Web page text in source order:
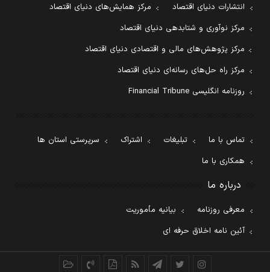
انتشارات دنیای اقتصاد
مرکز همایش‌های دنیای اقتصاد
مرکز نوآوری و شتابدهی دنیای اقتصاد
مرکز پژوهش‌های مالی و اقتصادی دنیای اقتصاد
مرکز راه حل‌های رسانه‌ای دنیای اقتصاد
روزنامه انگلیسی Financial Tribune
تماس با ما تبلیغات اشتراک
سرپرستی استان ها
همکاری با ما
درباره ما
معرفی روزنامه
بیانیه مأموریت
آئین نامه اخلاق حرفه ای